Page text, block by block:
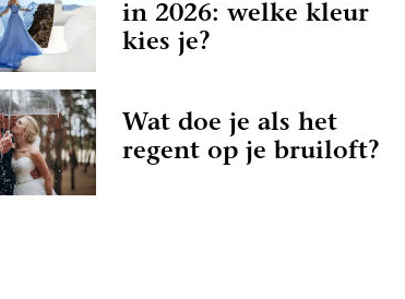
in 2026: welke kleur
kies je?
Wat doe je als het
regent op je bruiloft?